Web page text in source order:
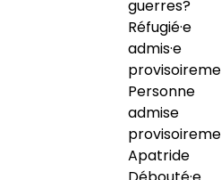
guerres?
Réfugié·e
admis·e
Personne
admise
Apatride